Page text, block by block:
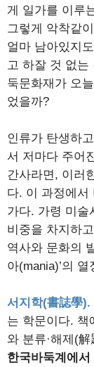
게 일가를 이루
그렇게 악착같
얼마 남아있지
고 하잘 것 없는
둑문화재가 오
었을까?
인류가 탄생하
서 저마다 주어
간사라면, 이러
다. 이 과정에서
가다. 가령 미술
비중을 차지하
역사와 문화의
아(mania)’의
서지학(書誌學).
는 학문이다. 책
와 분류·해제(
한국바둑계에서